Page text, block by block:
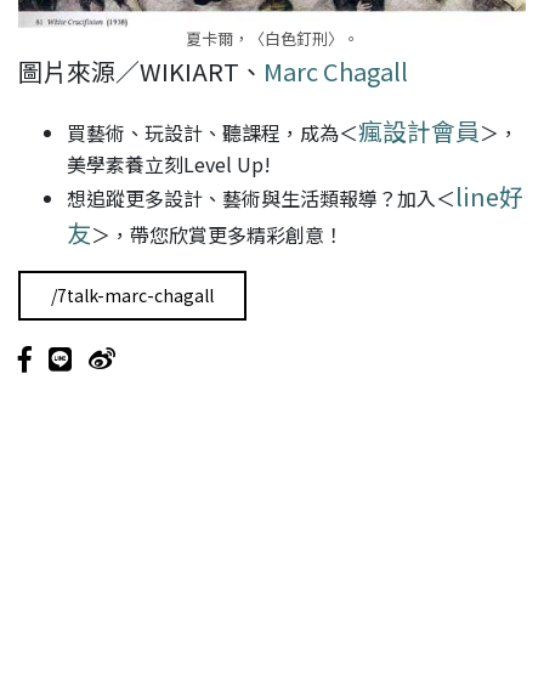
夏卡爾，〈白色釘刑〉。
圖片來源／WIKIART、 Marc Chagall
買藝術、玩設計、聽課程，成為＜瘋設計會員＞，
美學素養立刻Level Up!
想追蹤更多設計、藝術與生活類報導？加入＜line好
友＞，帶您欣賞更多精彩創意！
/7talk-marc-chagall